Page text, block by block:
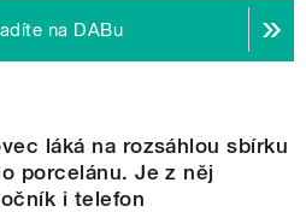
na DABu
láká na rozsáhlou sbírku
porcelánu. Je z něj
i telefon